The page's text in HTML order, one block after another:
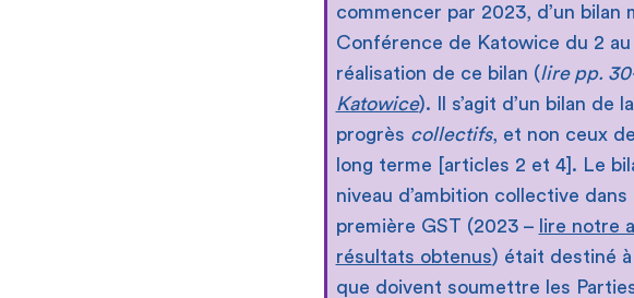
commencer par 2023, d’un bilan
Conférence de Katowice du 2
réalisation de ce bilan (lire pp.
Katowice). Il s’agit d’un bilan de
progrès collectifs, et non ceux
long terme [articles 2 et 4]. Le
niveau d’ambition collective
première GST (2023 – lire notre
résultats obtenus) était destiné
que doivent soumettre les